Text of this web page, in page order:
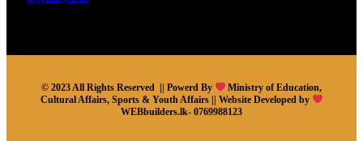
© 2023 All Rights Reserved || Powerd By
Ministry of Education,
Cultural Affairs, Sports & Youth Affairs || Website Developed by
WEBbuilders.lk- 0769988123